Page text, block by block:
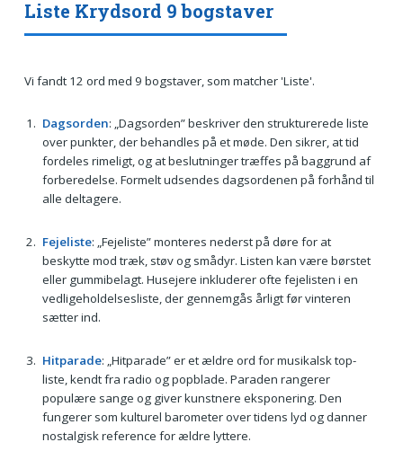
Liste Krydsord 9 bogstaver
Vi fandt 12 ord med 9 bogstaver, som matcher 'Liste'.
Dagsorden: „Dagsorden” beskriver den strukturerede liste
over punkter, der behandles på et møde. Den sikrer, at tid
fordeles rimeligt, og at beslutninger træffes på baggrund af
forberedelse. Formelt udsendes dagsordenen på forhånd til
alle deltagere.
Fejeliste: „Fejeliste” monteres nederst på døre for at
beskytte mod træk, støv og smådyr. Listen kan være børstet
eller gummibelagt. Husejere inkluderer ofte fejelisten i en
vedligeholdelsesliste, der gennemgås årligt før vinteren
sætter ind.
Hitparade: „Hitparade” er et ældre ord for musikalsk top-
liste, kendt fra radio og popblade. Paraden rangerer
populære sange og giver kunstnere eksponering. Den
fungerer som kulturel barometer over tidens lyd og danner
nostalgisk reference for ældre lyttere.